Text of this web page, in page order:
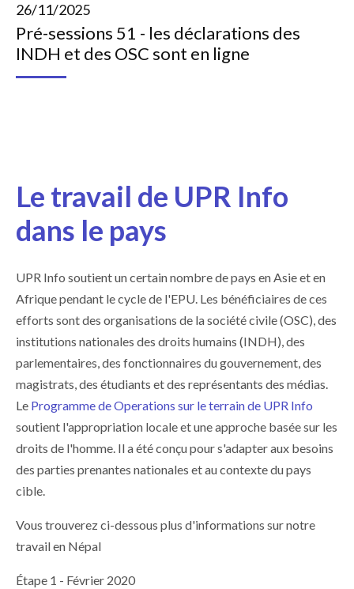
26/11/2025
Pré-sessions 51 - les déclarations des
INDH et des OSC sont en ligne
Le travail de UPR Info
dans le pays
UPR Info soutient un certain nombre de pays en Asie et en
Afrique pendant le cycle de l'EPU. Les bénéficiaires de ces
efforts sont des organisations de la société civile (OSC), des
institutions nationales des droits humains (INDH), des
parlementaires, des fonctionnaires du gouvernement, des
magistrats, des étudiants et des représentants des médias.
Le Programme de Operations sur le terrain de UPR Info
soutient l'appropriation locale et une approche basée sur les
droits de l'homme. Il a été conçu pour s'adapter aux besoins
des parties prenantes nationales et au contexte du pays
cible.
Vous trouverez ci-dessous plus d'informations sur notre
travail en Népal
Étape 1 - Février 2020